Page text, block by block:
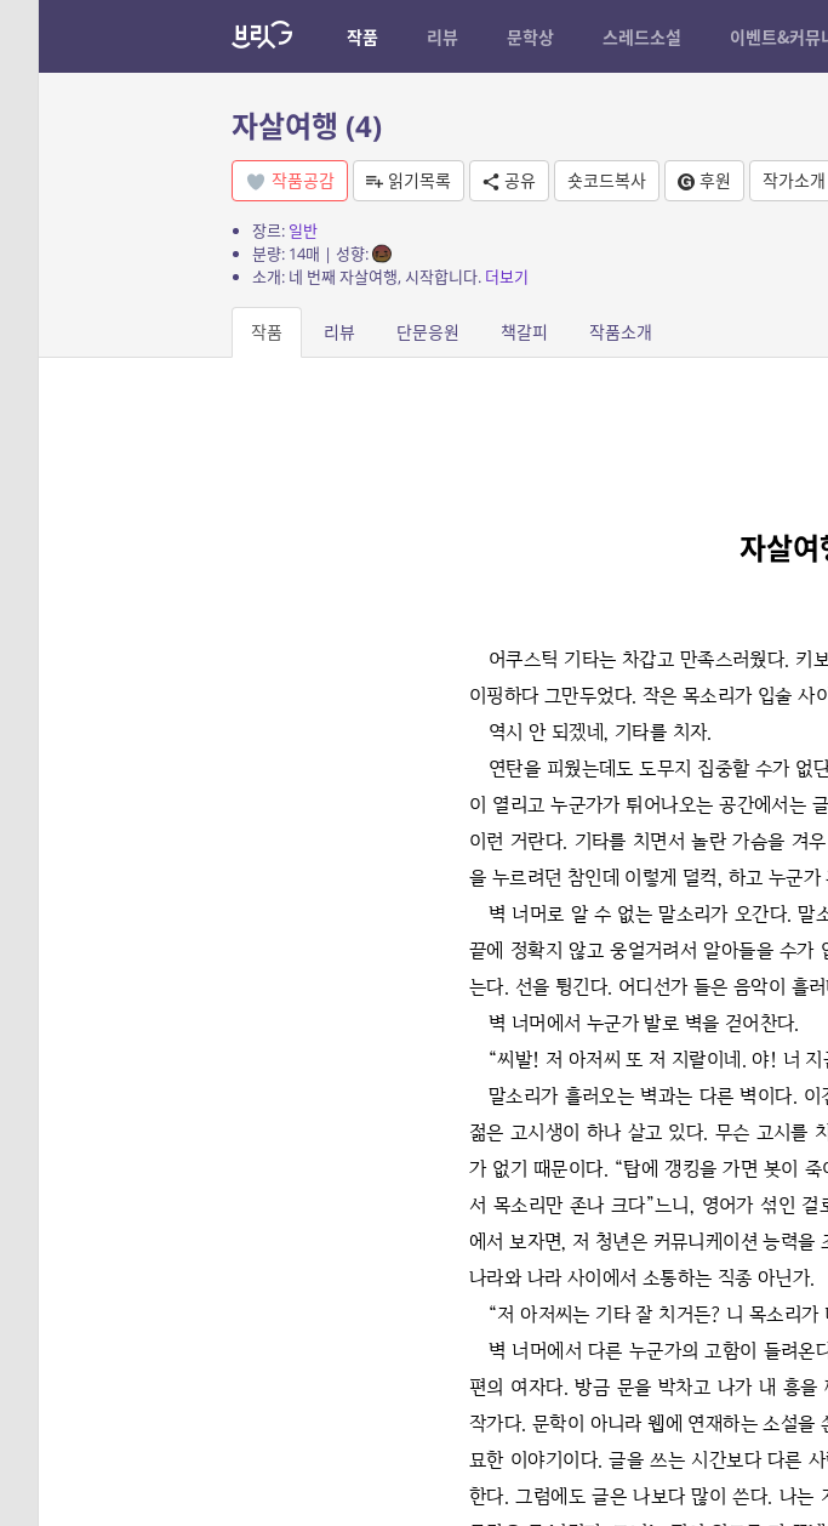
작품 리뷰 문학상 스레드소설 이벤트&커뮤
자살여행 (4)
작품공감 읽기목록 공유 숏코드복사 후원 작가소개
장르: 일반
분량: 14매 | 성향:
소개: 네 번째 자살여행, 시작합니다. 더보기
작품 리뷰 단문응원 책갈피 작품소개
자살
어쿠스틱 기타는 차갑고 만족스러웠다. 키
이핑하다 그만두었다. 작은 목소리가 입술 사
역시 안 되겠네, 기타를 치자.
연탄을 피웠는데도 도무지 집중할 수가 없
이 열리고 누군가가 튀어나오는 공간에서는
이런 거란다. 기타를 치면서 놀란 가슴을 겨
을 누르려던 참인데 이렇게 덜컥, 하고 누군가
벽 너머로 알 수 없는 말소리가 오간다. 말
끝에 정확지 않고 웅얼거려서 알아들을 수
는다. 선을 튕긴다. 어디선가 들은 음악이 흘
벽 너머에서 누군가 발로 벽을 걷어찬다.
“씨발! 저 아저씨 또 저 지랄이네. 야! 너
말소리가 흘러오는 벽과는 다른 벽이다.
젊은 고시생이 하나 살고 있다. 무슨 고시를
가 없기 때문이다. “탑에 갱킹을 가면 봇이
서 목소리만 존나 크다”느니, 영어가 섞인
에서 보자면, 저 청년은 커뮤니케이션 능력
나라와 나라 사이에서 소통하는 직종 아닌가.
“저 아저씨는 기타 잘 치거든? 니 목소리가
벽 너머에서 다른 누군가의 고함이 들려
편의 여자다. 방금 문을 박차고 나가 내 흥
작가다. 문학이 아니라 웹에 연재하는 소설을
묘한 이야기이다. 글을 쓰는 시간보다 다른
한다. 그럼에도 글은 나보다 많이 쓴다. 나는